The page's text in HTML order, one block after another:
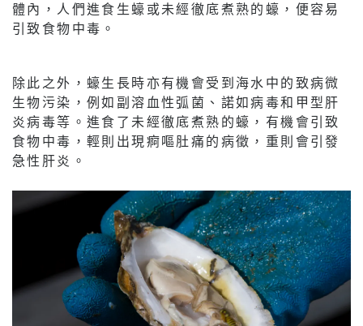
體內，人們進食生蠔或未經徹底煮熟的蠔，便容易
引致食物中毒。
除此之外，蠔生長時亦有機會受到海水中的致病微
生物污染，例如副溶血性弧菌、諾如病毒和甲型肝
炎病毒等。進食了未經徹底煮熟的蠔，有機會引致
食物中毒，輕則出現痾嘔肚痛的病徵，重則會引發
急性肝炎。